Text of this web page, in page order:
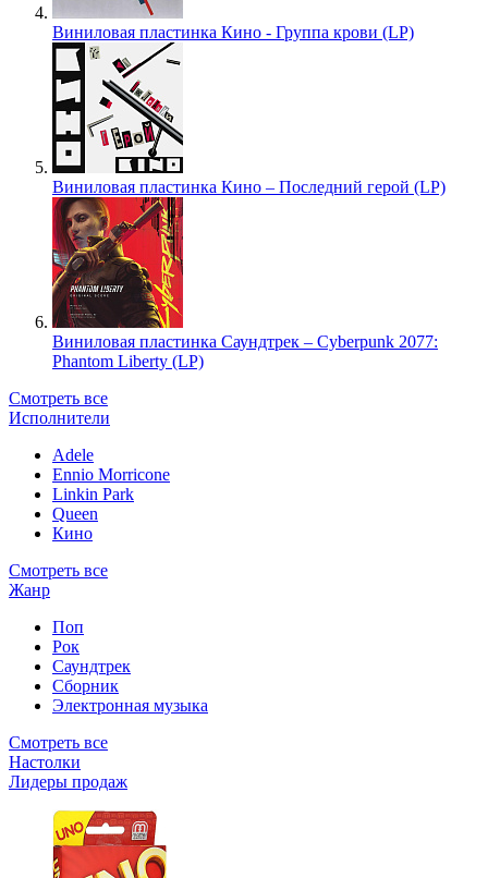
Виниловая пластинка Кино - Группа крови (LP)
Виниловая пластинка Кино – Последний герой (LP)
Виниловая пластинка Саундтрек – Cyberpunk 2077:
Phantom Liberty (LP)
Смотреть все
Исполнители
Adele
Ennio Morricone
Linkin Park
Queen
Кино
Смотреть все
Жанр
Поп
Рок
Саундтрек
Сборник
Электронная музыка
Смотреть все
Настолки
Лидеры продаж